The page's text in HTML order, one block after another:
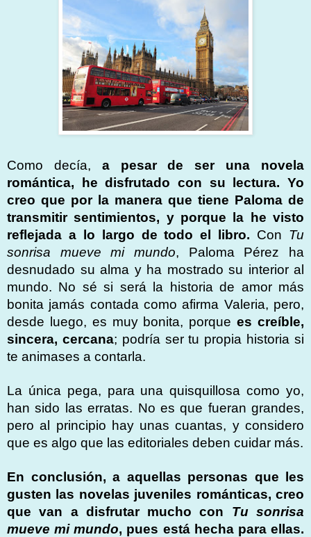
Como decía, a pesar de ser una novela
romántica, he disfrutado con su lectura. Yo
creo que por la manera que tiene Paloma de
transmitir sentimientos, y porque la he visto
reflejada a lo largo de todo el libro. Con Tu
sonrisa mueve mi mundo, Paloma Pérez ha
desnudado su alma y ha mostrado su interior al
mundo. No sé si será la historia de amor más
bonita jamás contada como afirma Valeria, pero,
desde luego, es muy bonita, porquees creíble,
sincera, cercana; podría ser tu propia historia si
te animases a contarla.
La única pega, para una quisquillosa como yo,
han sido las erratas. No es que fueran grandes,
pero al principio hay unas cuantas, y considero
que es algo que las editoriales deben cuidar más.
En conclusión, a aquellas personas que les
gusten las novelas juveniles románticas, creo
que van a disfrutar mucho con Tu sonrisa
mueve mi mundo, pues está hecha para ellas.